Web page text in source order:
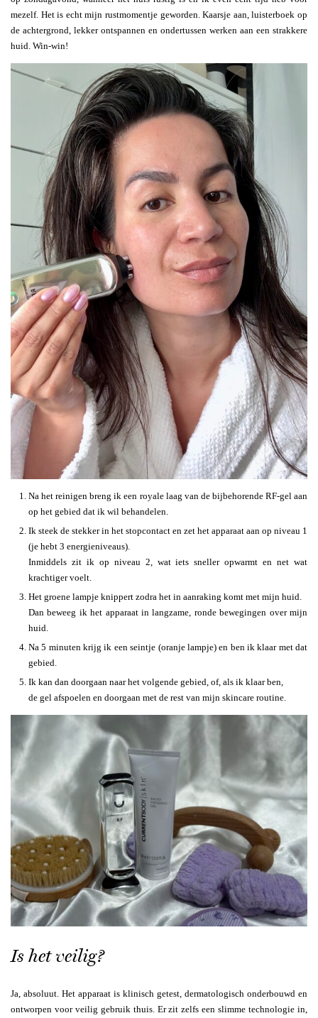
mezelf. Het is echt mijn rustmomentje geworden. Kaarsje aan, luisterboek op
de achtergrond, lekker ontspannen en ondertussen werken aan een strakkere
huid. Win-win!
Na het reinigen breng ik een royale laag van de bijbehorende RF-gel aan
op het gebied dat ik wil behandelen.
Ik steek de stekker in het stopcontact en zet het apparaat aan op niveau 1
(je hebt 3 energieniveaus).
Inmiddels zit ik op niveau 2, wat iets sneller opwarmt en net wat
krachtiger voelt.
Het groene lampje knippert zodra het in aanraking komt met mijn huid.
Dan beweeg ik het apparaat in langzame, ronde bewegingen over mijn
huid.
Na 5 minuten krijg ik een seintje (oranje lampje) en ben ik klaar met dat
gebied.
Ik kan dan doorgaan naar het volgende gebied, of, als ik klaar ben,
de gel afspoelen en doorgaan met de rest van mijn skincare routine.
Is het veilig?
Ja, absoluut. Het apparaat is klinisch getest, dermatologisch onderbouwd en
ontworpen voor veilig gebruik thuis. Er zit zelfs een slimme technologie in,